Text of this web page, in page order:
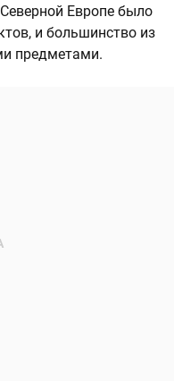
Европе было
и большинство из
предметами.